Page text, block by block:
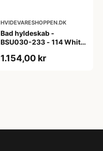
HVIDEVARESHOPPEN.DK
Bad hyldeskab -
BSU030-233 - 114 White
ABS-kant
1.154,00 kr